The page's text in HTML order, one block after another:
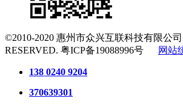
©2010-2020 惠州市众兴互联科技有限公司
RESERVED. 粤ICP备19088996号 网站
138 0240 9204
370639301